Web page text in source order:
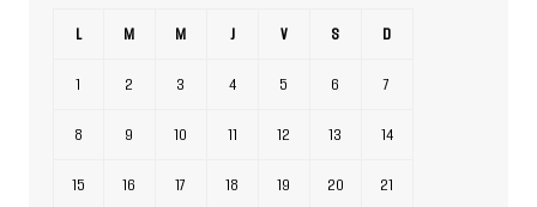
L M M J V S D
1 2 3 4 5 6 7
8 9 10 11 12 13 14
15 16 17 18 19 20 21